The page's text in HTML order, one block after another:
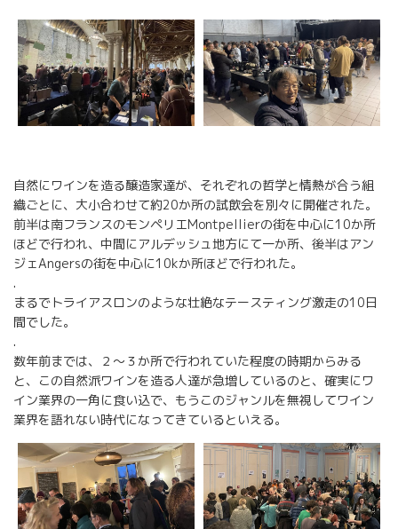
自然にワインを造る醸造家達が、それぞれの哲学と情熱が合う組
織ごとに、大小合わせて約20か所の試飲会を別々に開催された。
前半は南フランスのモンペリエMontpellierの街を中心に10か所
ほどで行われ、中間にアルデッシュ地方にて一か所、後半はアン
ジェAngersの街を中心に10kか所ほどで行われた。
.
まるでトライアスロンのような壮絶なテースティング激走の10日
間でした。
.
数年前までは、２～３か所で行われていた程度の時期からみる
と、この自然派ワインを造る人達が急増しているのと、確実にワ
イン業界の一角に食い込で、もうこのジャンルを無視してワイン
業界を語れない時代になってきているといえる。